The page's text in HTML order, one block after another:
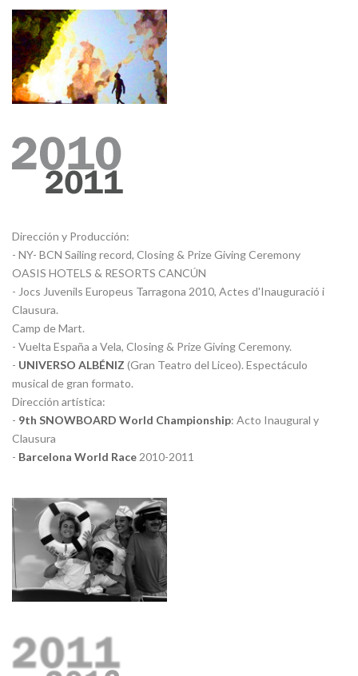
Dirección y Producción:
- NY- BCN Sailing record, Closing & Prize Giving Ceremony
OASIS HOTELS & RESORTS CANCÚN
- Jocs Juvenils Europeus Tarragona 2010, Actes d'Inauguració i
Clausura.
Camp de Mart.
- Vuelta España a Vela, Closing & Prize Giving Ceremony.
- UNIVERSO ALBÉNIZ (Gran Teatro del Liceo). Espectáculo
musical de gran formato.
Dirección artística:
- 9th SNOWBOARD World Championship: Acto Inaugural y
Clausura
- Barcelona World Race 2010-2011